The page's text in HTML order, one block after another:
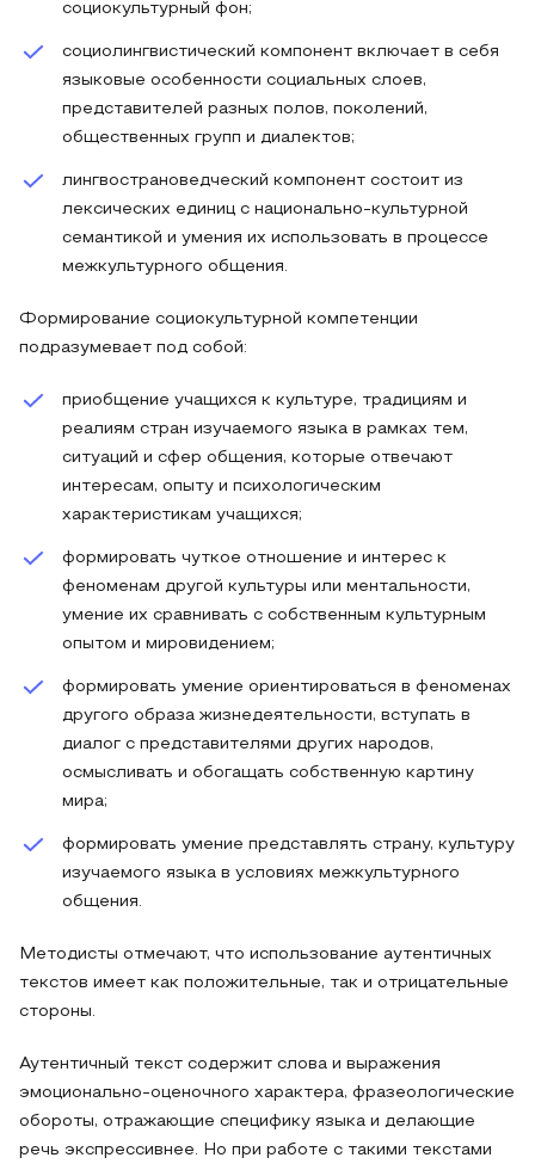
социокультурный фон;
социолингвистический компонент включает в себя
языковые особенности социальных слоев,
представителей разных полов, поколений,
общественных групп и диалектов;
лингвострановедческий компонент состоит из
лексических единиц с национально-культурной
семантикой и умения их использовать в процессе
межкультурного общения.
Формирование социокультурной компетенции
подразумевает под собой:
приобщение учащихся к культуре, традициям и
реалиям стран изучаемого языка в рамках тем,
ситуаций и сфер общения, которые отвечают
интересам, опыту и психологическим
характеристикам учащихся;
формировать чуткое отношение и интерес к
феноменам другой культуры или ментальности,
умение их сравнивать с собственным культурным
опытом и мировидением;
формировать умение ориентироваться в феноменах
другого образа жизнедеятельности, вступать в
диалог с представителями других народов,
осмысливать и обогащать собственную картину
мира;
формировать умение представлять страну, культуру
изучаемого языка в условиях межкультурного
общения.
Методисты отмечают, что использование аутентичных
текстов имеет как положительные, так и отрицательные
стороны.
Аутентичный текст содержит слова и выражения
эмоционально-оценочного характера, фразеологические
обороты, отражающие специфику языка и делающие
речь экспрессивнее. Но при работе с такими текстами